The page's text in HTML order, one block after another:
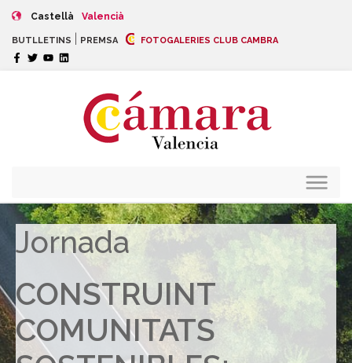
Castellà Valencià
BUTLLETINS PREMSA FOTOGALERIES CLUB CAMBRA
Jornada
CONSTRUINT
COMUNITATS